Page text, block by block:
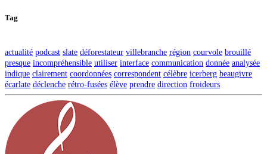
Tag
actualité podcast slate déforestateur villebranche région courvole brouillé
presque incompréhensible utiliser interface communication donnée analysée
indique clairement coordonnées correspondent célèbre icerberg beaugivre
écarlate déclenche rétro-fusées élève prendre direction froideurs